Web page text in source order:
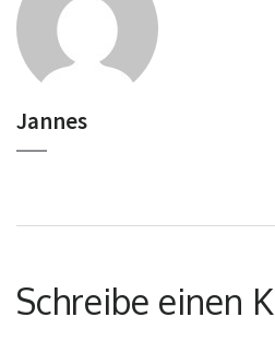
Jannes
Schreibe einen